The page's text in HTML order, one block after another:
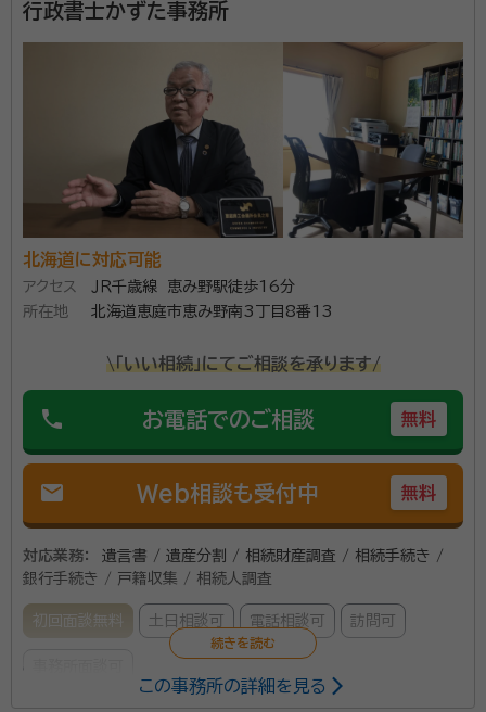
行政書士かずた事務所
北海道に対応可能
アクセス
ＪＲ千歳線 恵み野駅徒歩16分
所在地
北海道恵庭市恵み野南3丁目8番13
\「いい相続」にてご相談を承ります/
phone お電話でのご相談 無料
mail Web相談も受付中 無料
対応業務：
遺言書 / 遺産分割 / 相続財産調査 / 相続手続き /
銀行手続き / 戸籍収集 / 相続人調査
初回面談無料 土日相談可 電話相談可 訪問可
この事務所の詳細を見る